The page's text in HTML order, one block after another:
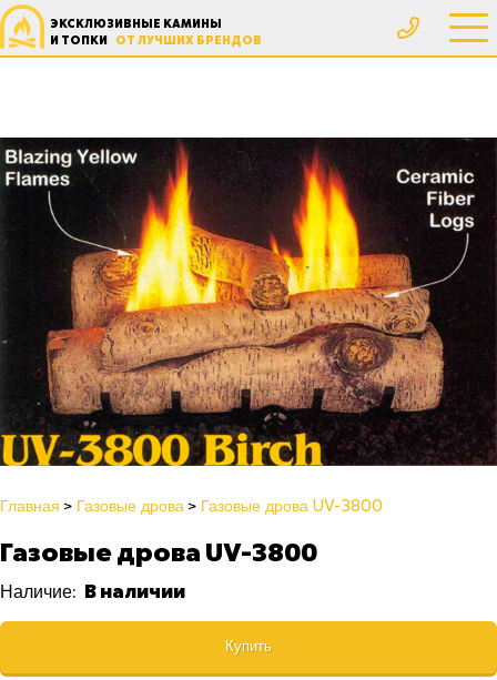
ЭКСКЛЮЗИВНЫЕ КАМИНЫ
И ТОПКИ ОТ ЛУЧШИХ БРЕНДОВ
Главная Газовые дрова Газовые дрова UV-3800
Газовые дрова UV-3800
Наличие: В наличии
Купить